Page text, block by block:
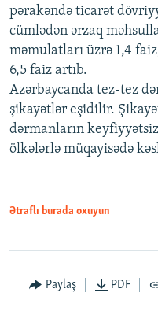
pərakəndə ticarət
cümlədən ərzaq
məmulatları üzrə 1,4
6,5 faiz artıb.
Azərbaycanda tez-tez
şikayətlər eşidilir.
dərmanların
ölkələrlə müqayisədə
Ətraflı burada oxuyun
Paylaş PDF